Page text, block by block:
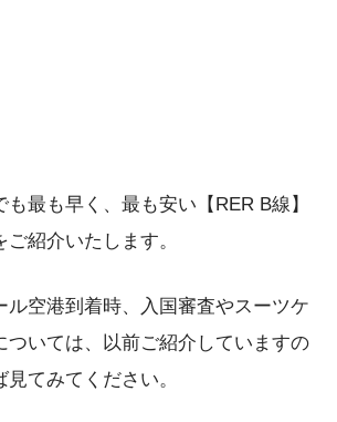
最も早く、最も安い【RER B線】
紹介いたします。
空港到着時、入国審査やスーツケ
ついては、以前ご紹介していますの
てみてください。